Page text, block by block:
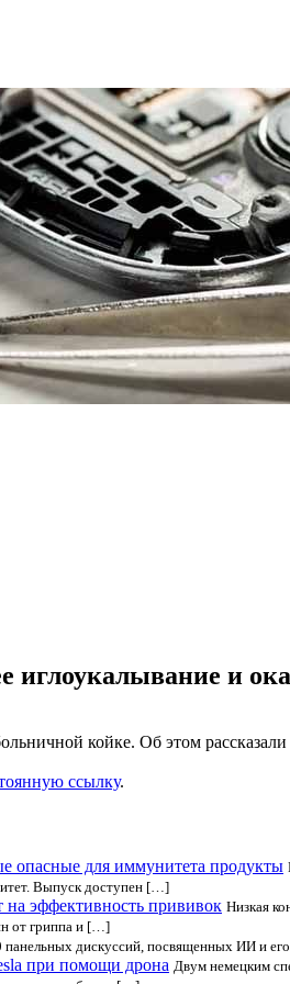
и
койке. Об этом
ссылку.
опасные для иммунитета продукты
Выпуск доступен […]
эффективность прививок Низкая
от гриппа и […]
панельных дискуссий, посвященных ИИ и
при помощи дрона Двум немецким